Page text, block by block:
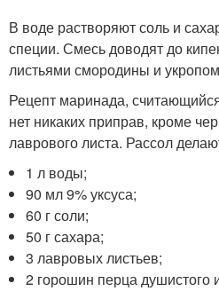
В воде растворяют соль и
специи. Смесь доводят до
листьями смородины и
Рецепт маринада,
нет никаких приправ, кроме
лаврового листа. Рассол
1 л воды;
90 мл 9% уксуса;
60 г соли;
50 г сахара;
3 лавровых листьев;
2 горошин перца душистого